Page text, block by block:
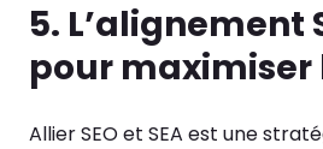
5. L’alignement
pour maximiser
Allier SEO et SEA est une